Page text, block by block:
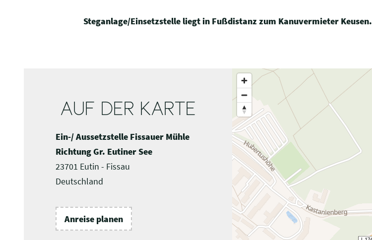
Steganlage/Einsetzstelle liegt in Fußdistanz zum Kanuvermieter Keusen.
AUF DER KARTE
Ein-/ Aussetzstelle Fissauer Mühle
Richtung Gr. Eutiner See
23701 Eutin - Fissau
Deutschland
Anreise planen